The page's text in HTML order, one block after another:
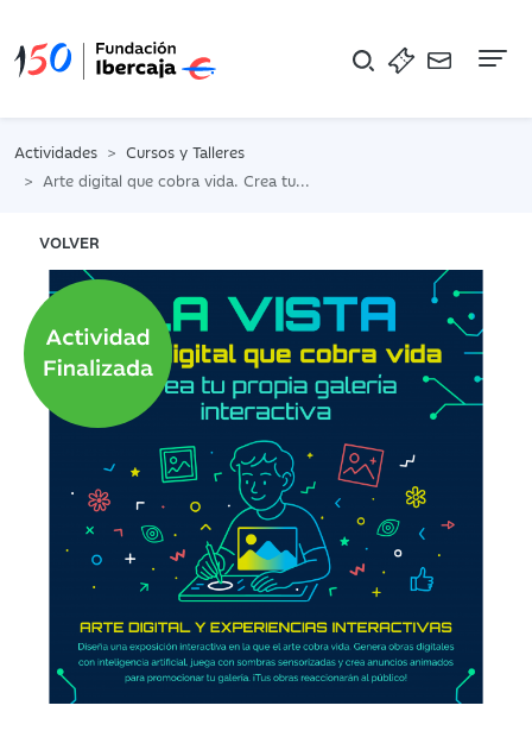
Actividades
Cursos y Talleres
Arte digital que cobra vida. Crea tu propia galería interactiva
VOLVER